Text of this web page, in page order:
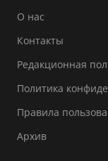
О нас
Контакты
Редакционная
Политика
Правила
Архив